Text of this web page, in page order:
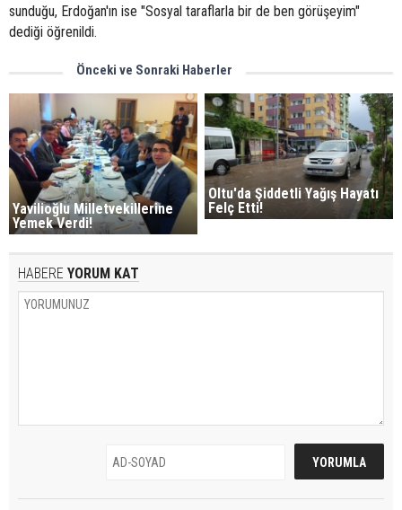
sunduğu, Erdoğan'ın ise "Sosyal taraflarla bir de ben görüşeyim"
dediği öğrenildi.
Önceki ve Sonraki Haberler
Yavilioğlu Milletvekillerine
Yemek Verdi!
Oltu'da Şiddetli Yağış Hayatı
Felç Etti!
HABERE YORUM KAT